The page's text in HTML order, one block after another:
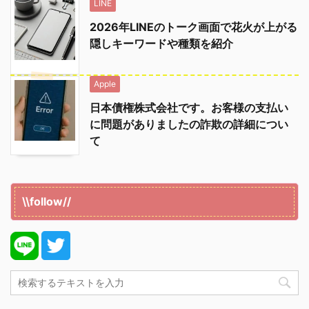
LINE
2026年LINEのトーク画面で花火が上がる
隠しキーワードや種類を紹介
Apple
日本債権株式会社です。お客様の支払い
に問題がありましたの詐欺の詳細につい
て
\\follow//